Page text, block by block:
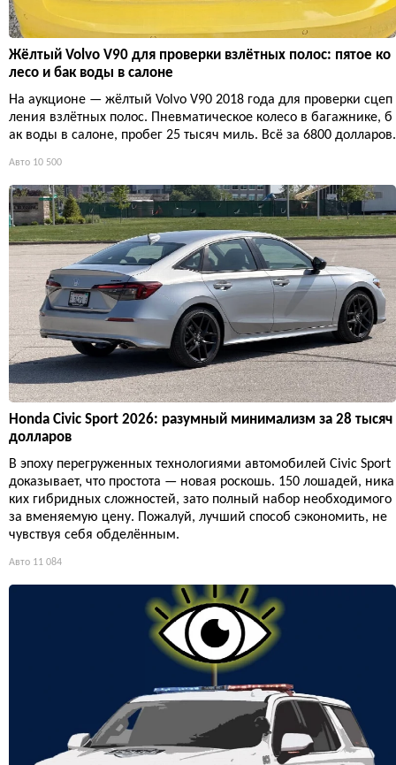
Жёлтый Volvo V90 для проверки взлётных полос: пятое ко
лесо и бак воды в салоне
На аукционе — жёлтый Volvo V90 2018 года для проверки сцеп
ления взлётных полос. Пневматическое колесо в багажнике, б
ак воды в салоне, пробег 25 тысяч миль. Всё за 6800 долларов.
Авто 10 500
Honda Civic Sport 2026: разумный минимализм за 28 тысяч
долларов
В эпоху перегруженных технологиями автомобилей Civic Sport
доказывает, что простота — новая роскошь. 150 лошадей, ника
ких гибридных сложностей, зато полный набор необходимого
за вменяемую цену. Пожалуй, лучший способ сэкономить, не
чувствуя себя обделённым.
Авто 11 084